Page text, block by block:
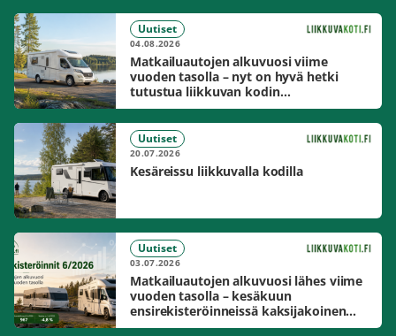
Uutiset
04.08.2026
Matkailuautojen alkuvuosi viime
vuoden tasolla – nyt on hyvä hetki
tutustua liikkuvan kodin
mahdollisuuksiin
Uutiset
20.07.2026
Kesäreissu liikkuvalla kodilla
Uutiset
03.07.2026
Matkailuautojen alkuvuosi lähes viime
vuoden tasolla – kesäkuun
ensirekisteröinneissä kaksijakoinen
markkinakuva